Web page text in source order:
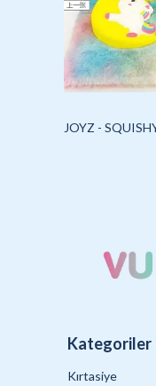
Kategoriler
Kırtasiye